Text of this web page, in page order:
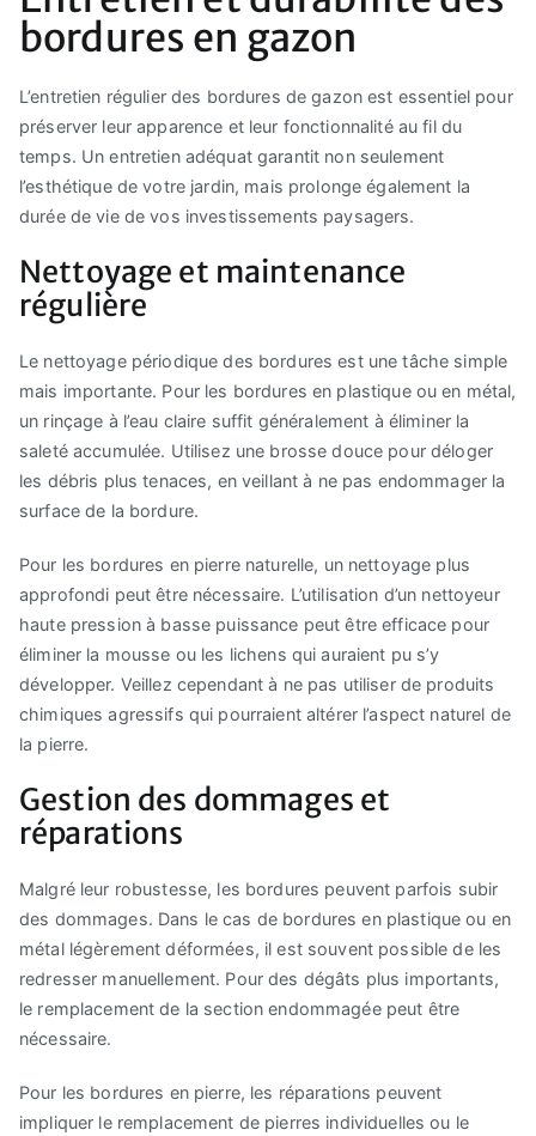
bordures en gazon
L’entretien régulier des bordures de gazon est essentiel pour
préserver leur apparence et leur fonctionnalité au fil du
temps. Un entretien adéquat garantit non seulement
l’esthétique de votre jardin, mais prolonge également la
durée de vie de vos investissements paysagers.
Nettoyage et maintenance
régulière
Le nettoyage périodique des bordures est une tâche simple
mais importante. Pour les bordures en plastique ou en métal,
un rinçage à l’eau claire suffit généralement à éliminer la
saleté accumulée. Utilisez une brosse douce pour déloger
les débris plus tenaces, en veillant à ne pas endommager la
surface de la bordure.
Pour les bordures en pierre naturelle, un nettoyage plus
approfondi peut être nécessaire. L’utilisation d’un nettoyeur
haute pression à basse puissance peut être efficace pour
éliminer la mousse ou les lichens qui auraient pu s’y
développer. Veillez cependant à ne pas utiliser de produits
chimiques agressifs qui pourraient altérer l’aspect naturel de
la pierre.
Gestion des dommages et
réparations
Malgré leur robustesse, les bordures peuvent parfois subir
des dommages. Dans le cas de bordures en plastique ou en
métal légèrement déformées, il est souvent possible de les
redresser manuellement. Pour des dégâts plus importants,
le remplacement de la section endommagée peut être
nécessaire.
Pour les bordures en pierre, les réparations peuvent
impliquer le remplacement de pierres individuelles ou le